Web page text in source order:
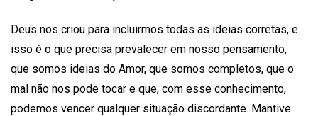
Deus nos criou para incluirmos todas as ideias corretas, e
isso é o que precisa prevalecer em nosso pensamento,
que somos ideias do Amor, que somos completos, que o
mal não nos pode tocar e que, com esse conhecimento,
podemos vencer qualquer situação discordante. Mantive